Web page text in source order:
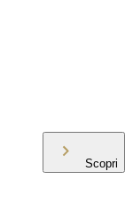
Scopri